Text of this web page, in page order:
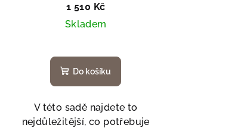
1 510 Kč
Skladem
Do košíku
V této sadě najdete to
nejdůležitější, co potřebuje